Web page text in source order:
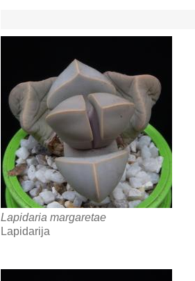
Lapidaria margaretae
Lapidarija